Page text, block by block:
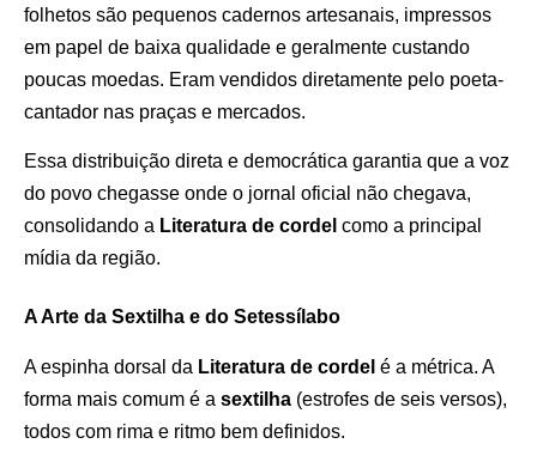
folhetos são pequenos cadernos artesanais, impressos
em papel de baixa qualidade e geralmente custando
poucas moedas. Eram vendidos diretamente pelo poeta-
cantador nas praças e mercados.
Essa distribuição direta e democrática garantia que a voz
do povo chegasse onde o jornal oficial não chegava,
consolidando a Literatura de cordel como a principal
mídia da região.
A Arte da Sextilha e do Setessílabo
A espinha dorsal da Literatura de cordel é a métrica. A
forma mais comum é a sextilha (estrofes de seis versos),
todos com rima e ritmo bem definidos.